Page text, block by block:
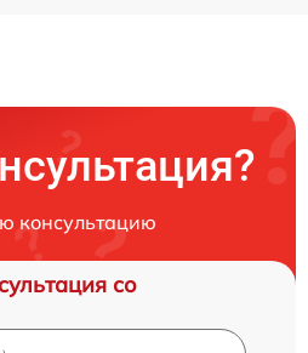
консультацию
со